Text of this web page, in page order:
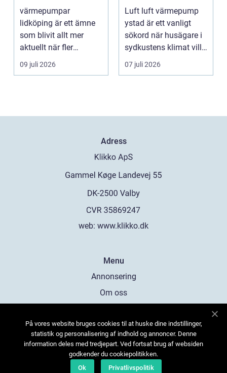
hus och
fastigheter
värmepumpar
lidköping är ett ämne
som blivit allt mer
aktuellt när fler
fastighetsägare vill
kombine...
09 juli 2026
behagligt
inomhusklimat
Året om
Luft luft värmepump
ystad är ett vanligt
sökord när husägare i
sydkustens klimat vill
hitta ett smar...
07 juli 2026
Adress
web: www.klikko.dk
Menu
Annonsering
Om oss
Kontakta oss
Sitemap
På vores website bruges cookies til at huske dine indstillinger,
statistik og personalisering af indhold og annoncer. Denne
information deles med tredjepart. Ved fortsat brug af websiden
godkender du cookiepolitikken.
Ok
Privatlivspolitik